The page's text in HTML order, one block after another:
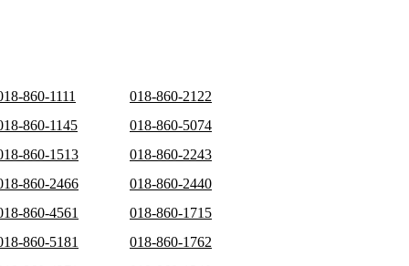
860-1111
018-860-2122
860-1145
018-860-5074
860-1513
018-860-2243
860-2466
018-860-2440
860-4561
018-860-1715
860-5181
018-860-1762